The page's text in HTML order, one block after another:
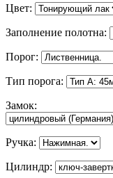
Цвет:
Заполнение полотна:
Порог:
Тип порога:
Замок:
Ручка:
Цилиндр: